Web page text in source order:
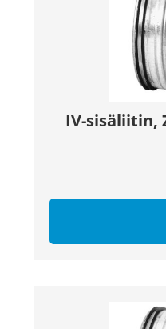
IV-sisäliitin,